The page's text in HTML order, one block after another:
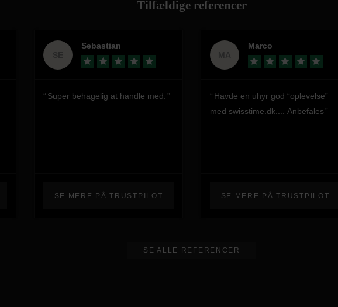
Tilfældige referencer
Sebastian
Super behagelig at handle med.
SE MERE PÅ TRUSTPILOT
Marco
Havde en uhyr god “oplevelse”
med swisstime.dk.... Anbefales
SE MERE PÅ TRUSTPILOT
SE ALLE REFERENCER